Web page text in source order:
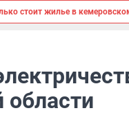
стоит жилье в